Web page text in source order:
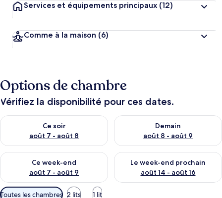
Services et équipements principaux (12)
Comme à la maison (6)
Options de chambre
Vérifiez la disponibilité pour ces dates.
Ce soir
août 7 - août 8
Vérifier la disponibilité pour ce soir août 7 - août 8
Demain
août 8 - août 9
Vérifier la disponibilité pour
Ce week-end
août 7 - août 9
Vérifier la disponibilité pour ce week-end août 7 - août 9
Le week-end prochain
août 14 - août 16
Vérifier la disponibilité pour
Filtres
Toutes les chambres 2 lits 1 lit